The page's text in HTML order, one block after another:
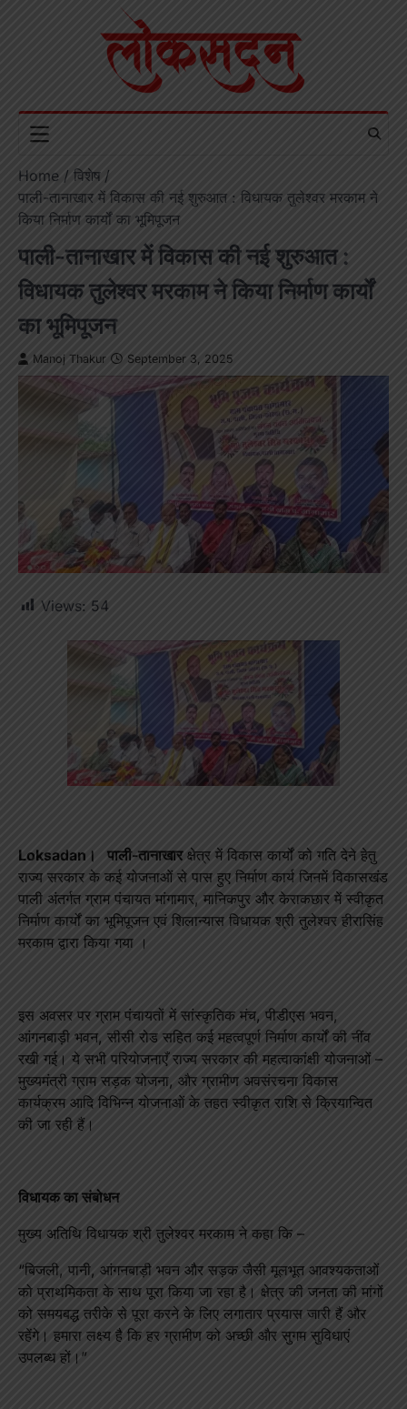
Home
विशेष
पाली-तानाखार में विकास की नई शुरुआत : विधायक तुलेश्वर मरकाम ने
किया निर्माण कार्यों का भूमिपूजन
पाली-तानाखार में विकास की नई शुरुआत :
विधायक तुलेश्वर मरकाम ने किया निर्माण कार्यों
का भूमिपूजन
Manoj Thakur September 3, 2025
Views: 54
Loksadan। पाली-तानाखारक्षेत्र में विकास कार्यों को गति देने हेतु
राज्य सरकार के कई योजनाओं से पास हुए निर्माण कार्य जिनमें विकासखंड
पाली अंतर्गत ग्राम पंचायत मांगामार, मानिकपुर और केराकछार में स्वीकृत
निर्माण कार्यों का भूमिपूजन एवं शिलान्यास विधायक श्री तुलेश्वर हीरासिंह
मरकाम द्वारा किया गया ।
इस अवसर पर ग्राम पंचायतों में सांस्कृतिक मंच, पीडीएस भवन,
आंगनबाड़ी भवन, सीसी रोड सहित कई महत्वपूर्ण निर्माण कार्यों की नींव
रखी गई। ये सभी परियोजनाएँ राज्य सरकार की महत्वाकांक्षी योजनाओं –
मुख्यमंत्री ग्राम सड़क योजना, और ग्रामीण अवसंरचना विकास
कार्यक्रम आदि विभिन्न योजनाओं के तहत स्वीकृत राशि से क्रियान्वित
की जा रही हैं।
विधायक का संबोधन
मुख्य अतिथि विधायक श्री तुलेश्वर मरकाम ने कहा कि –
“बिजली, पानी, आंगनबाड़ी भवन और सड़क जैसी मूलभूत आवश्यकताओं
को प्राथमिकता के साथ पूरा किया जा रहा है। क्षेत्र की जनता की मांगों
को समयबद्ध तरीके से पूरा करने के लिए लगातार प्रयास जारी हैं और
रहेंगे। हमारा लक्ष्य है कि हर ग्रामीण को अच्छी और सुगम सुविधाएं
उपलब्ध हों।”